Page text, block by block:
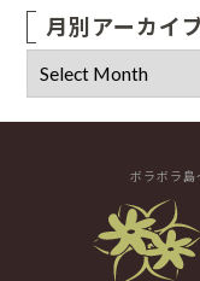
月別アーカイ
ボラボラ島